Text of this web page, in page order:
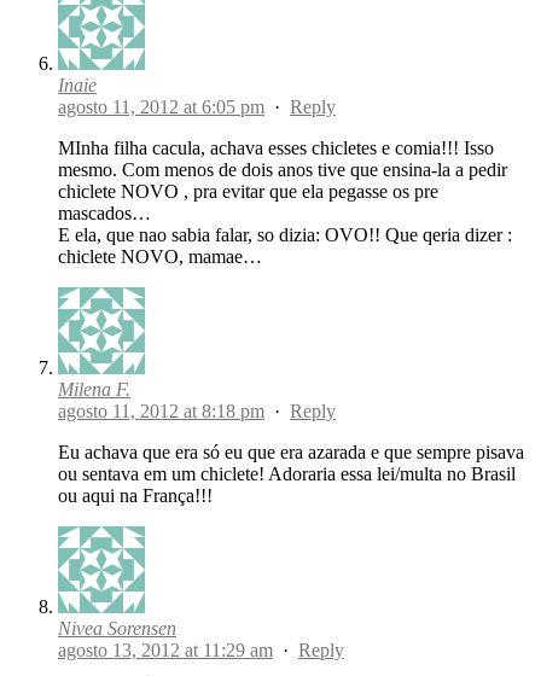
Inaie
agosto 11, 2012 at 6:05 pm · Reply
MInha filha cacula, achava esses chicletes e comia!!! Isso
mesmo. Com menos de dois anos tive que ensina-la a pedir
chiclete NOVO , pra evitar que ela pegasse os pre
mascados…
E ela, que nao sabia falar, so dizia: OVO!! Que qeria dizer :
chiclete NOVO, mamae…
Milena F.
agosto 11, 2012 at 8:18 pm · Reply
Eu achava que era só eu que era azarada e que sempre pisava
ou sentava em um chiclete! Adoraria essa lei/multa no Brasil
ou aqui na França!!!
Nivea Sorensen
agosto 13, 2012 at 11:29 am · Reply